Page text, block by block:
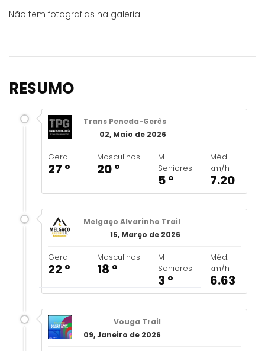
Não tem fotografias na galeria
RESUMO
Trans Peneda-Gerês
02, Maio de 2026
Geral
27 º
Masculinos
20 º
M
Seniores
5 º
Méd.
km/h
7.20
Melgaço Alvarinho Trail
15, Março de 2026
Geral
22 º
Masculinos
18 º
M
Seniores
3 º
Méd.
km/h
6.63
Vouga Trail
09, Janeiro de 2026